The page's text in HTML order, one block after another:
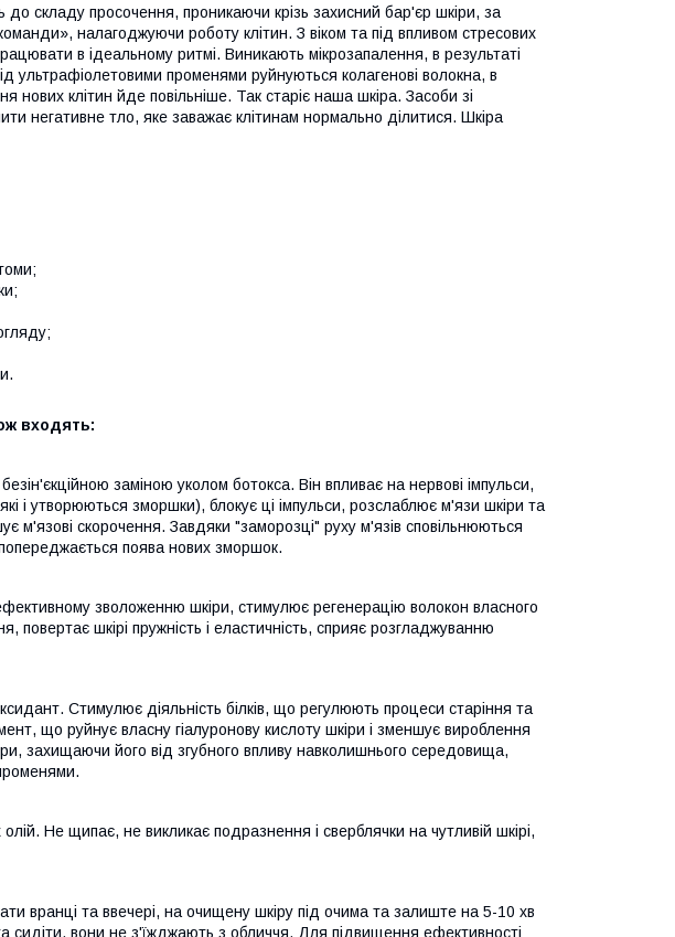
до складу просочення, проникаючи крізь захисний бар'єр шкіри, за
налагоджуючи роботу клітин. З віком та під впливом стресових
в ідеальному ритмі. Виникають мікрозапалення, в результаті
ультрафіолетовими променями руйнуються колагенові волокна, в
нових клітин йде повільніше. Так старіє наша шкіра. Засоби зі
негативне тло, яке заважає клітинам нормально ділитися. Шкіра
входять:
заміною уколом ботокса. Він впливає на нервові імпульси,
і утворюються зморшки), блокує ці імпульси, розслаблює м'язи шкіри та
м'язові скорочення. Завдяки "заморозці" руху м'язів сповільнюються
поява нових зморшок.
зволоженню шкіри, стимулює регенерацію волокон власного
повертає шкірі пружність і еластичність, сприяє розгладжуванню
Стимулює діяльність білків, що регулюють процеси старіння та
що руйнує власну гіалуронову кислоту шкіри і зменшує вироблення
захищаючи його від згубного впливу навколишнього середовища,
Не щипає, не викликає подразнення і сверблячки на чутливій шкірі,
вранці та ввечері, на очищену шкіру під очима та залиште на 5-10 хв
вони не з'їжджають з обличчя. Для підвищення ефективності